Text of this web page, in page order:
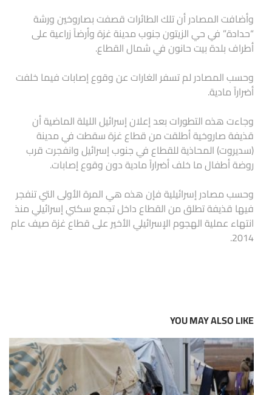
وأضافت المصادر أن تلك الطائرات قصفت بصاروخين ورشة
“حدادة” في حي الزيتون جنوب مدينة غزة وأرضاً زراعية على
أطراف بلدة بيت حانون في شمال القطاع.
وحسب المصادر لم تسفر الغارات عن وقوع إصابات فيما خلفت
أضراراً مادية.
وجاءت هذه التطورات بعد إعلان إسرائيل الليلة الماضية أن
قذيفة صاروخية أطلقت من قطاع غزة سقطت في مدينة
(سديروت) المحاذية للقطاع في جنوب إسرائيل وانفجرت قرب
روضة أطفال ما خلف أضراراً مادية دون وقوع إصابات.
وحسب مصادر إسرائيلية فإن هذه هي المرة الأولى التي تنفجر
فيها قذيفة تطلق من القطاع داخل تجمع سكني إسرائيلي منذ
انتهاء عملية الهجوم الإسرائيلي الأخير على قطاع غزة صيف عام
2014.
YOU MAY ALSO LIKE